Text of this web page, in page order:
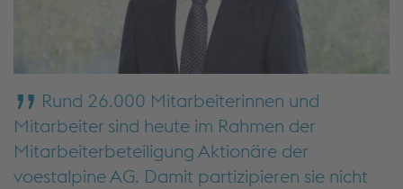
Rund 26.000 Mitarbeiterinnen und
Mitarbeiter sind heute im Rahmen der
Mitarbeiterbeteiligung Aktionäre der
voestalpine AG. Damit partizipieren sie nicht